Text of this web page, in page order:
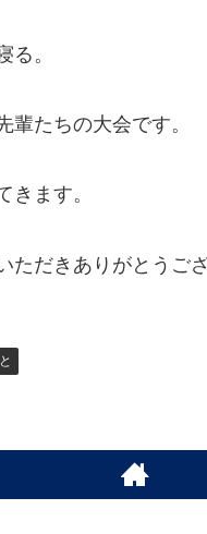
る。
輩たちの大会です。
きます。
ただきありがとうご